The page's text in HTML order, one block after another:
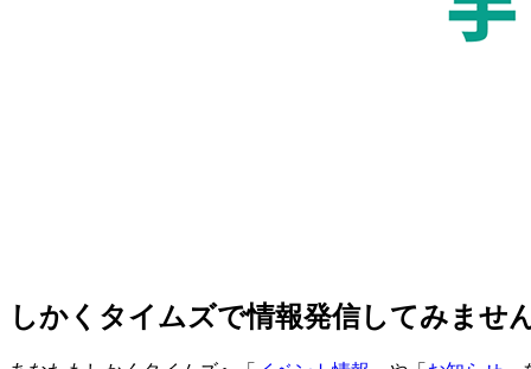
しかくタイムズで情報発信してみませ